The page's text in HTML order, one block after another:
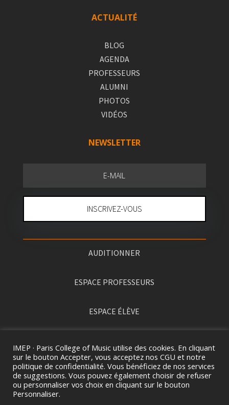
ACTUALITÉ
BLOG
AGENDA
PROFESSEURS
ALUMNI
PHOTOS
VIDÉOS
NEWSLETTER
INSCRIVEZ-VOUS
AUDITIONNER
ESPACE PROFESSEURS
ESPACE ÉLÈVE
IMEP · Paris College of Music utilise des cookies. En cliquant
sur le bouton Accepter, vous acceptez nos CGU et notre
politique de confidentialité. Vous bénéficiez de nos services
de suggestions. Vous pouvez également choisir de refuser
ou personnaliser vos choix en cliquant sur le bouton
Personnaliser.